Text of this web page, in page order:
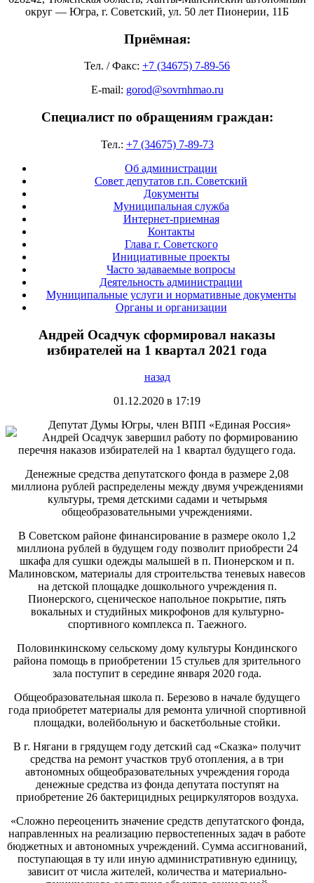
округ — Югра, г. Советский, ул. 50 лет Пионерии, 11Б
Приёмная:
Тел. / Факс: +7 (34675) 7-89-56
E-mail: gorod@sovrnhmao.ru
Специалист по обращениям граждан:
Тел.: +7 (34675) 7-89-73
Об администрации
Совет депутатов г.п. Советский
Документы
Муниципальная служба
Интернет-приемная
Контакты
Глава г. Советского
Инициативные проекты
Часто задаваемые вопросы
Деятельность администрации
Муниципальные услуги и нормативные документы
Органы и организации
Андрей Осадчук сформировал наказы
избирателей на 1 квартал 2021 года
назад
01.12.2020 в 17:19
Депутат Думы Югры, член ВПП «Единая Россия»
Андрей Осадчук завершил работу по формированию
перечня наказов избирателей на 1 квартал будущего года.
Денежные средства депутатского фонда в размере 2,08
миллиона рублей распределены между двумя учреждениями
культуры, тремя детскими садами и четырьмя
общеобразовательными учреждениями.
В Советском районе финансирование в размере около 1,2
миллиона рублей в будущем году позволит приобрести 24
шкафа для сушки одежды малышей в п. Пионерском и п.
Малиновском, материалы для строительства теневых навесов
на детской площадке дошкольного учреждения п.
Пионерского, сценическое напольное покрытие, пять
вокальных и студийных микрофонов для культурно-
спортивного комплекса п. Таежного.
Половинкинскому сельскому дому культуры Кондинского
района помощь в приобретении 15 стульев для зрительного
зала поступит в середине января 2020 года.
Общеобразовательная школа п. Березово в начале будущего
года приобретет материалы для ремонта уличной спортивной
площадки, волейбольную и баскетбольные стойки.
В г. Нягани в грядущем году детский сад «Сказка» получит
средства на ремонт участков труб отопления, а в три
автономных общеобразовательных учреждения города
денежные средства из фонда депутата поступят на
приобретение 26 бактерицидных рециркуляторов воздуха.
«Сложно переоценить значение средств депутатского фонда,
направленных на реализацию первостепенных задач в работе
бюджетных и автономных учреждений. Сумма ассигнований,
поступающая в ту или иную административную единицу,
зависит от числа жителей, количества и материально-